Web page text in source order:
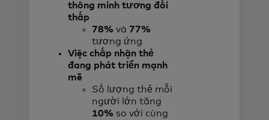
thông minh tương đối
thấp
78% và 77%
tương ứng
Việc chấp nhận thẻ
đang phát triển mạnh
mẽ
Số lượng thẻ mỗi
người lớn tăng
10% so với cùng